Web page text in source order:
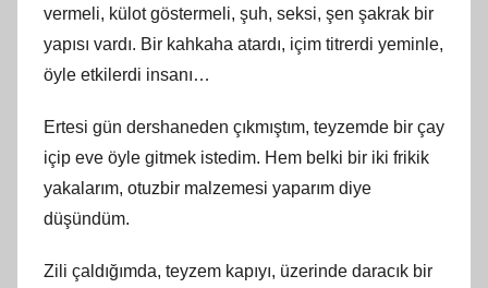
vermeli, külot göstermeli, şuh, seksi, şen şakrak bir
yapısı vardı. Bir kahkaha atardı, içim titrerdi yeminle,
öyle etkilerdi insanı…
Ertesi gün dershaneden çıkmıştım, teyzemde bir çay
içip eve öyle gitmek istedim. Hem belki bir iki frikik
yakalarım, otuzbir malzemesi yaparım diye
düşündüm.
Zili çaldığımda, teyzem kapıyı, üzerinde daracık bir